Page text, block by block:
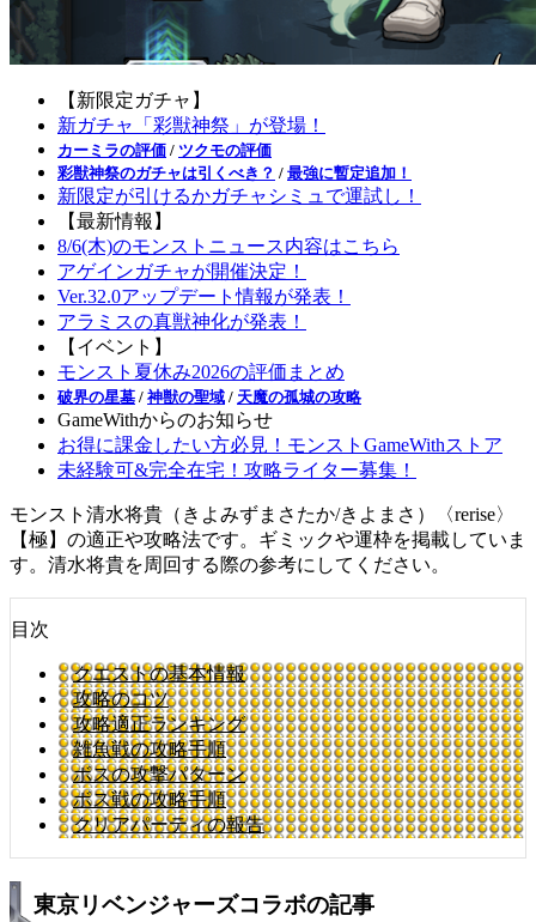
【新限定ガチャ】
新ガチャ「彩獣神祭」が登場！
カーミラの評価 / ツクモの評価
彩獣神祭のガチャは引くべき？ / 最強に暫定追加！
新限定が引けるかガチャシミュで運試し！
【最新情報】
8/6(木)のモンストニュース内容はこちら
アゲインガチャが開催決定！
Ver.32.0アップデート情報が発表！
アラミスの真獣神化が発表！
【イベント】
モンスト夏休み2026の評価まとめ
破界の星墓 / 神獣の聖域 / 天魔の孤城の攻略
GameWithからのお知らせ
お得に課金したい方必見！モンストGameWithストア
未経験可&完全在宅！攻略ライター募集！
モンスト清水将貴（きよみずまさたか/きよまさ）〈rerise〉
【極】の適正や攻略法です。ギミックや運枠を掲載していま
す。清水将貴を周回する際の参考にしてください。
目次
クエストの基本情報
攻略のコツ
攻略適正ランキング
雑魚戦の攻略手順
ボスの攻撃パターン
ボス戦の攻略手順
クリアパーティの報告
東京リベンジャーズコラボの記事